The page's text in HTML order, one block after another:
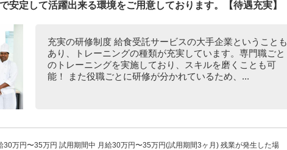
安定して活躍出来る環境をご用意しております。【待遇充実】
充実の研修制度 給食受託サービスの大手企業ということも
あり、トレーニングの種類が充実しています。専門職ごと
のトレーニングを実施しており、スキルを磨くことも可
能！ また役職ごとに研修が分かれているため、...
30万円〜35万円 試用期間中 月給30万円〜35万円(試用期間3ヶ月) 残業が発生した場